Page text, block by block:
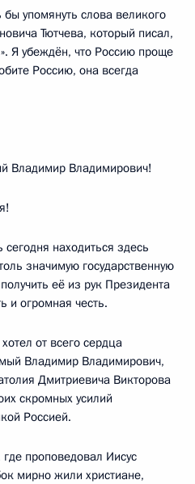
упомянуть слова великого
Тютчева, который писал,
Я убеждён, что Россию проще
Россию, она всегда
Владимир Владимирович!
находиться здесь
значимую государственную
её из рук Президента
и огромная честь.
от всего сердца
Владимир Владимирович,
Дмитриевича Викторова
скромных усилий
Россией.
проповедовал Иисус
мирно жили христиане,